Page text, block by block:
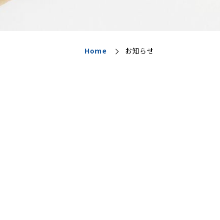
Home お知らせ